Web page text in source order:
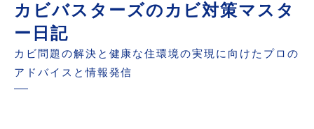
カビバスターズのカビ対策マスタ
ー日記
カビ問題の解決と健康な住環境の実現に向けたプロの
アドバイスと情報発信